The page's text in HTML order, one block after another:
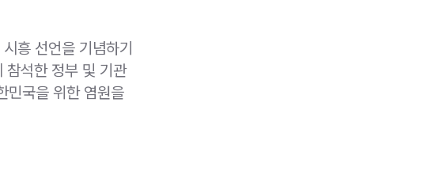
흥 선언을 기념하기
참석한 정부 및 기관
민국을 위한 염원을